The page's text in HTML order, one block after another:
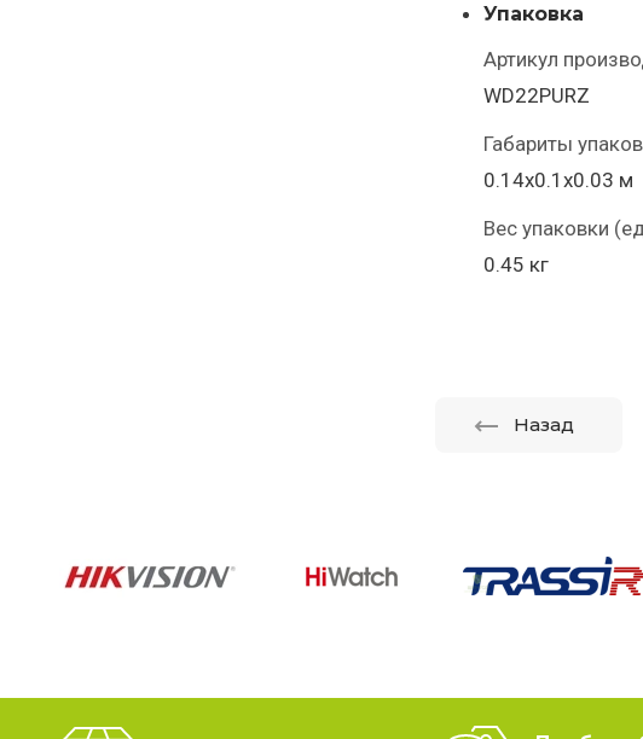
Упаковка
Артикул
WD22PURZ
Габариты
0.14x0.1x0.03 м
Вес упаковки
0.45 кг
Назад